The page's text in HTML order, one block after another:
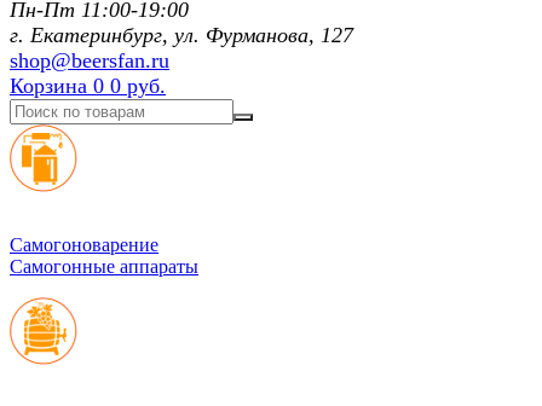
Пн-Пт 11:00-19:00
г. Екатеринбург, ул. Фурманoва, 127
shop@beersfan.ru
Корзина 0 0 руб.
Cамогоноварение
Самогонные аппараты